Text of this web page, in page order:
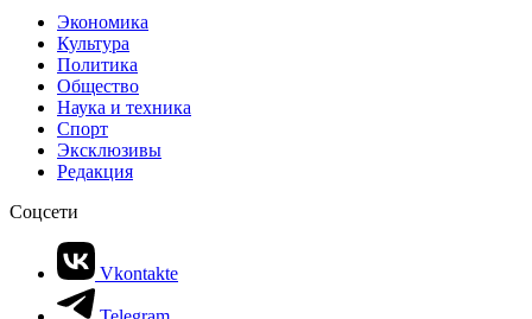
Экономика
Культура
Политика
Общество
Наука и техника
Спорт
Эксклюзивы
Редакция
Соцсети
Vkontakte